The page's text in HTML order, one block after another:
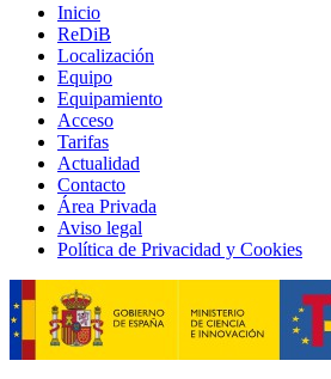
Inicio
ReDiB
Localización
Equipo
Equipamiento
Acceso
Tarifas
Actualidad
Contacto
Área Privada
Aviso legal
Política de Privacidad y Cookies